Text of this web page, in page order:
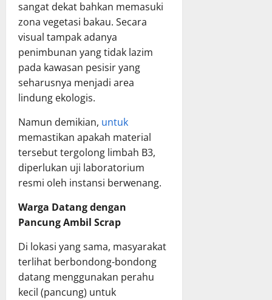
sangat dekat bahkan memasuki
zona vegetasi bakau. Secara
visual tampak adanya
penimbunan yang tidak lazim
pada kawasan pesisir yang
seharusnya menjadi area
lindung ekologis.
Namun demikian, untuk
memastikan apakah material
tersebut tergolong limbah B3,
diperlukan uji laboratorium
resmi oleh instansi berwenang.
Warga Datang dengan
Pancung Ambil Scrap
Di lokasi yang sama, masyarakat
terlihat berbondong-bondong
datang menggunakan perahu
kecil (pancung) untuk